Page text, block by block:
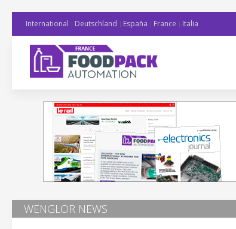
International Deutschland España France Italia
WENGLOR NEWS